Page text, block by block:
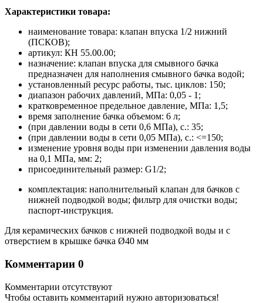
Характеристики товара:
наименование товара: клапан впуска 1/2 нижний
(ПСКОВ);
артикул: КН 55.00.00;
назначение: клапан впуска для смывного бачка
предназначен для наполнения смывного бачка водой;
установленный ресурс работы, тыс. циклов: 150;
диапазон рабочих давлений, МПа: 0,05 - 1;
кратковременное предельное давление, МПа: 1,5;
время заполнение бачка объемом: 6 л;
(при давлении воды в сети 0,6 МПа), с.: 35;
(при давлении воды в сети 0,05 МПа), с.: <=150;
изменение уровня воды при изменении давления воды
на 0,1 МПа, мм: 2;
присоединительный размер: G1/2;
комплектация: наполнительный клапан для бачков с
нижней подводкой воды; фильтр для очистки воды;
паспорт-инструкция.
Для керамических бачков с нижней подводкой воды и с
отверстием в крышке бачка Ø40 мм
Комментарии 0
Комментарии отсутствуют
Чтобы оставить комментарий нужно авторизоваться!